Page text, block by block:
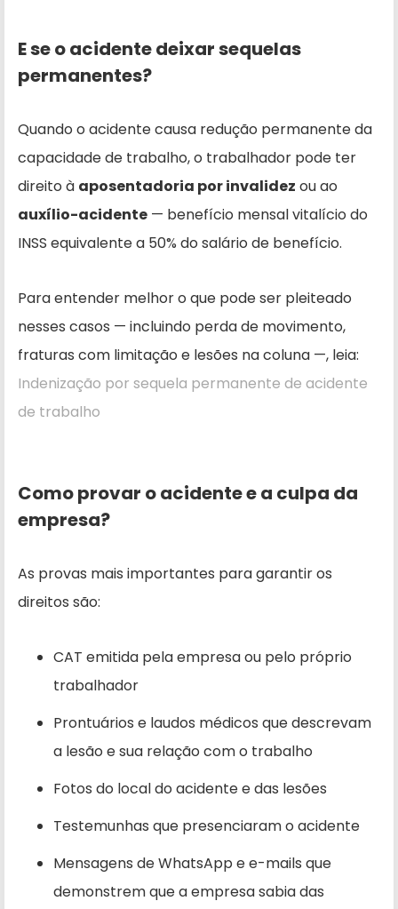
E se o acidente deixar sequelas
permanentes?
Quando o acidente causa redução permanente da
capacidade de trabalho, o trabalhador pode ter
direito à aposentadoria por invalidez ou ao
auxílio-acidente — benefício mensal vitalício do
INSS equivalente a 50% do salário de benefício.
Para entender melhor o que pode ser pleiteado
nesses casos — incluindo perda de movimento,
fraturas com limitação e lesões na coluna —, leia:
Indenização por sequela permanente de acidente
de trabalho
Como provar o acidente e a culpa da
empresa?
As provas mais importantes para garantir os
direitos são:
CAT emitida pela empresa ou pelo próprio
trabalhador
Prontuários e laudos médicos que descrevam
a lesão e sua relação com o trabalho
Fotos do local do acidente e das lesões
Testemunhas que presenciaram o acidente
Mensagens de WhatsApp e e-mails que
demonstrem que a empresa sabia das